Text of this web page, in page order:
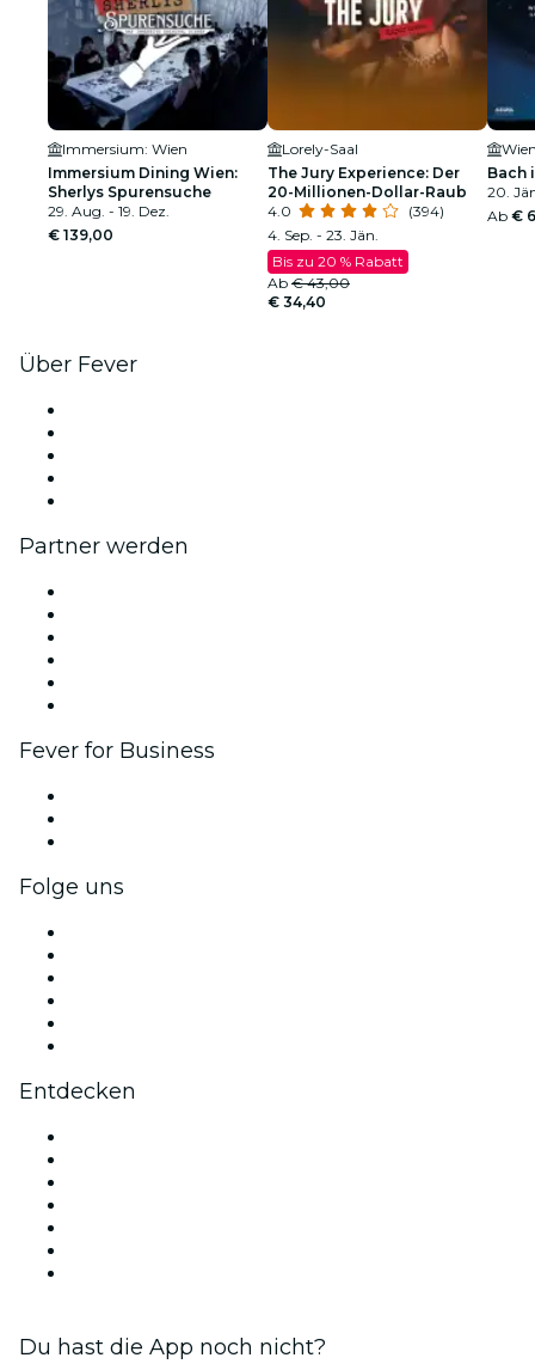
Immersium: Wien
Immersium Dining Wien:
Sherlys Spurensuche
29. Aug. - 19. Dez.
€ 139,00
Lorely-Saal
The Jury Experience: Der
20-Millionen-Dollar-Raub
4.0
(394)
4. Sep. - 23. Jän.
Bis zu 20 % Rabatt
Ab € 43,00
€ 34,40
Bach
20.
Ab €
Über Fever
Partner werden
Fever for Business
Folge uns
Entdecken
Du hast die App noch nicht?